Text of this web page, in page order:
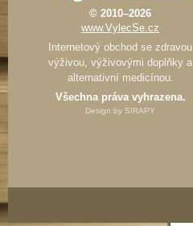
© 2010–2026
www.VylecSe.cz
Internetový obchod se zdravou
výživou, výživovými doplňky a
alternativní medicínou.
Všechna práva vyhrazena.
Design by SIRAPY